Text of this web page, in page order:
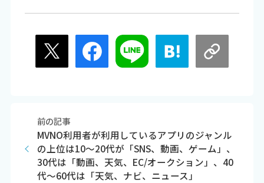
前の記事
MVNO利用者が利用しているアプリのジャンル
の上位は10～20代が「SNS、動画、ゲーム」、
30代は「動画、天気、EC/オークション」、40
代～60代は「天気、ナビ、ニュース」